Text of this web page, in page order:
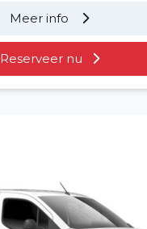
Meer info
Reserveer nu